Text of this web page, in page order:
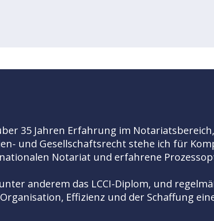
35 Jahren Erfahrung im
und Gesellschaftsrecht stehe ich für
Notariat und erfahrene
anderem das LCCI-Diplom, und
Effizienz und der Schaffung